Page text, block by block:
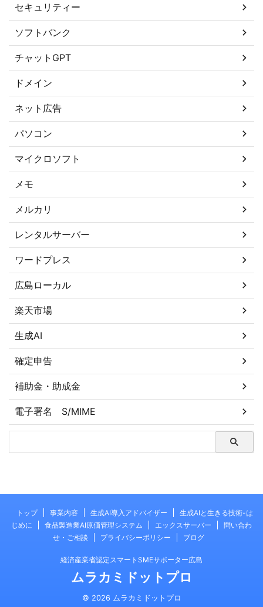
セキュリティー
ソフトバンク
チャットGPT
ドメイン
ネット広告
パソコン
マイクロソフト
メモ
メルカリ
レンタルサーバー
ワードプレス
広島ローカル
楽天市場
生成AI
確定申告
補助金・助成金
電子署名 S/MIME
トップ 事業内容 生成AI導入アドバイザー
生成AIと生きる技術-は
じめに
食品製造業AI原価管理システム エックスサーバー
問い合わ
せ・ご相談
プライバシーポリシー ブログ
経済産業省認定スマートSMEサポーター広島
ムラカミドットプロ
© 2026 ムラカミドットプロ